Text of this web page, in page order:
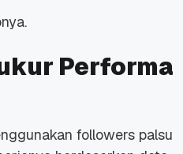
Performa
followers palsu